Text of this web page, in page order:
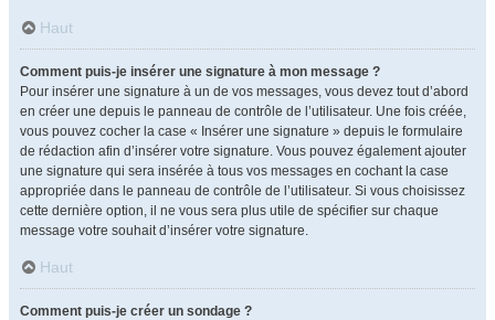
Haut
Comment puis-je insérer une signature à mon message ?
Pour insérer une signature à un de vos messages, vous devez tout d’abord
en créer une depuis le panneau de contrôle de l’utilisateur. Une fois créée,
vous pouvez cocher la case « Insérer une signature » depuis le formulaire
de rédaction afin d’insérer votre signature. Vous pouvez également ajouter
une signature qui sera insérée à tous vos messages en cochant la case
appropriée dans le panneau de contrôle de l’utilisateur. Si vous choisissez
cette dernière option, il ne vous sera plus utile de spécifier sur chaque
message votre souhait d’insérer votre signature.
Haut
Comment puis-je créer un sondage ?